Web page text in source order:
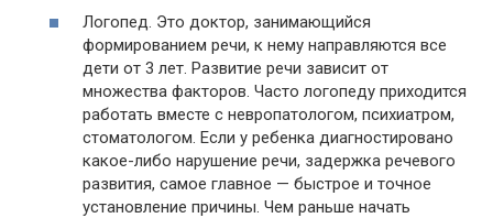
Логопед. Это доктор, занимающийся
формированием речи, к нему направляются все
дети от 3 лет. Развитие речи зависит от
множества факторов. Часто логопеду приходится
работать вместе с невропатологом, психиатром,
стоматологом. Если у ребенка диагностировано
какое-либо нарушение речи, задержка речевого
развития, самое главное — быстрое и точное
установление причины. Чем раньше начать